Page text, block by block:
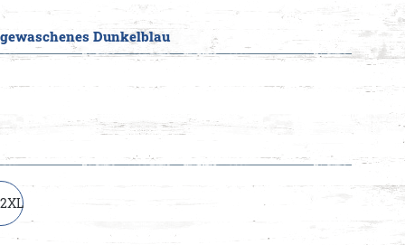
gewaschenes Dunkelblau